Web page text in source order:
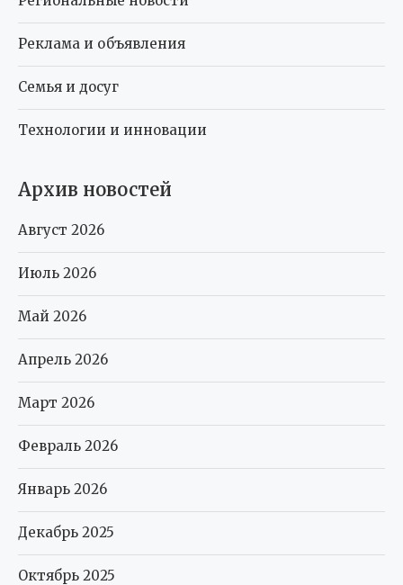
Реклама и объявления
Семья и досуг
Технологии и инновации
Архив новостей
Август 2026
Июль 2026
Май 2026
Апрель 2026
Март 2026
Февраль 2026
Январь 2026
Декабрь 2025
Октябрь 2025